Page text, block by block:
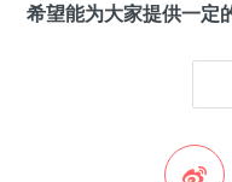
希望能为大家提供一定